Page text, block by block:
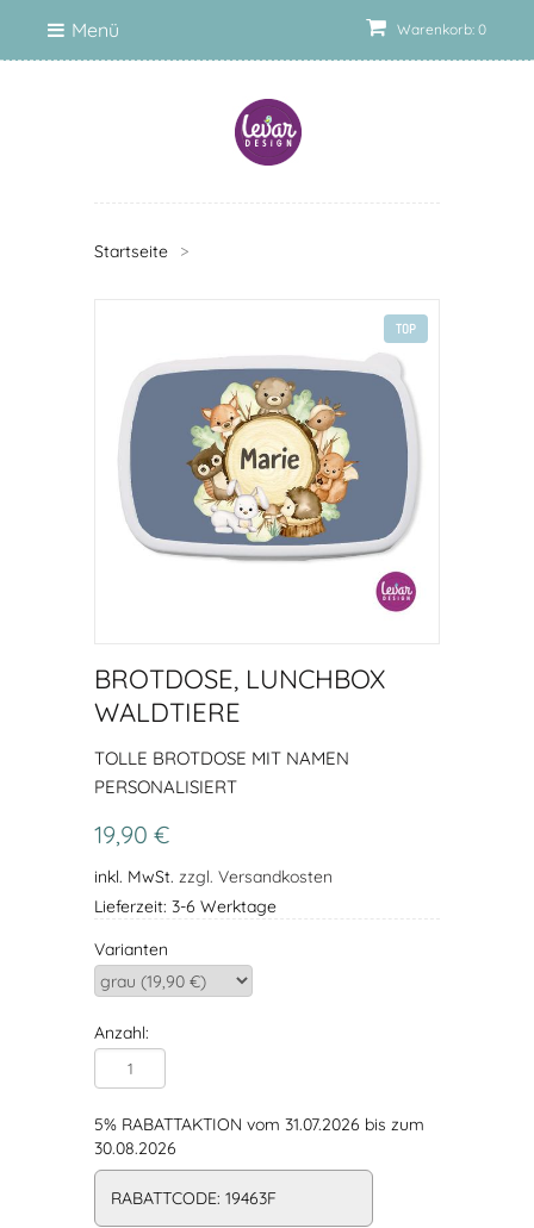
Warenkorb: 0
Menü
Startseite >
TOP
BROTDOSE, LUNCHBOX
WALDTIERE
TOLLE BROTDOSE MIT NAMEN
PERSONALISIERT
19,90 €
inkl. MwSt. zzgl. Versandkosten
Lieferzeit: 3-6 Werktage
Varianten
Anzahl:
5% RABATTAKTION vom 31.07.2026 bis zum
30.08.2026
RABATTCODE: 19463F